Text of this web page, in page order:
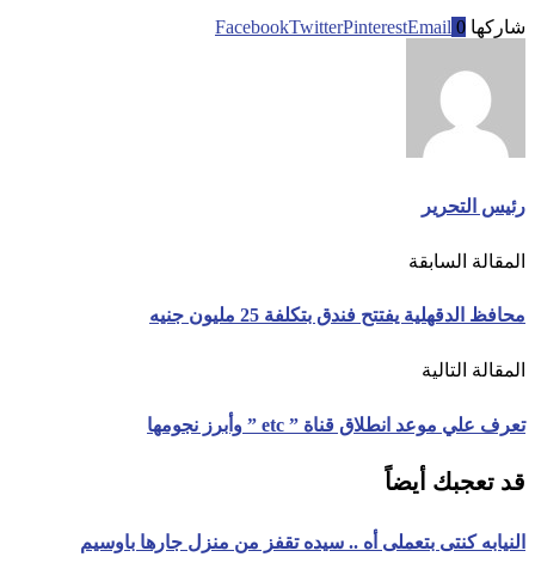
شاركها 0
FacebookTwitterPinterestEmail
رئيس التحرير
المقالة السابقة
محافظ الدقهلية يفتتح فندق بتكلفة 25 مليون جنيه
المقالة التالية
تعرف علي موعد انطلاق قناة ” etc ” وأبرز نجومها
قد تعجبك أيضاً
النيابه كنتى بتعملى أه .. سيده تقفز من منزل جارها باوسيم